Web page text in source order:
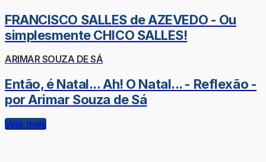
FRANCISCO SALLES de AZEVEDO - Ou
simplesmente CHICO SALLES!
ARIMAR SOUZA DE SÁ
Então, é Natal... Ah! O Natal... - Reflexão -
por Arimar Souza de Sá
Veja mais